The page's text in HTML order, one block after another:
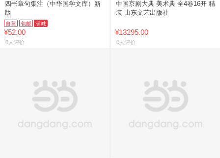
四书章句集注（中华国学文库）新
版
自营 包邮 满减
¥52.00
0人评价
中国京剧大典 美术典 全4卷16开 精
装 山东文艺出版社
¥13295.00
0人评价